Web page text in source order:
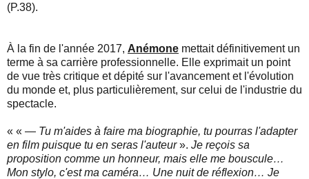
(P.38).
À la fin de l'année 2017, Anémone mettait définitivement un
terme à sa carrière professionnelle. Elle exprimait un point
de vue très critique et dépité sur l'avancement et l'évolution
du monde et, plus particulièrement, sur celui de l'industrie du
spectacle.
« « — Tu m'aides à faire ma biographie, tu pourras l'adapter
en film puisque tu en seras l'auteur». Je reçois sa
proposition comme un honneur, mais elle me bouscule…
Mon stylo, c'est ma caméra… Une nuit de réflexion… Je